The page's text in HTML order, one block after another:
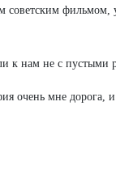
советским
к нам не с пустыми
очень мне дорога, и